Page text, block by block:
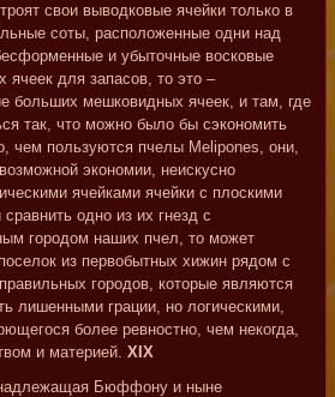
свои выводковые ячейки только в
соты, расположенные одни над
и убыточные восковые
ячеек для запасов, то это –
больших мешковидных ячеек, и там, где
так, что можно было бы сэкономить
чем пользуются пчелы Melipones, они,
экономии, неискусно
ячейками ячейки с плоскими
одно из их гнезд с
городом наших пчел, то может
из первобытных хижин рядом с
городов, которые являются
лишенными грации, но логическими,
более ревностно, чем некогда,
и материей. XIX
Бюффону и ныне